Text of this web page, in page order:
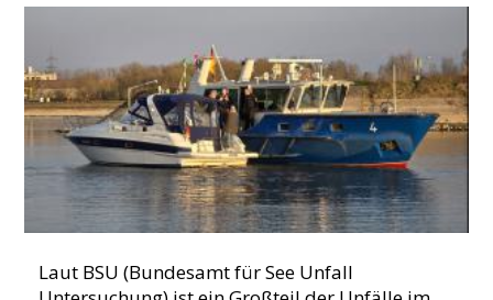
Laut BSU (Bundesamt für See Unfall